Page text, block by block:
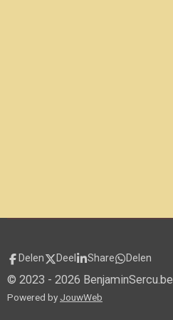
Delen Deel Share Delen
© 2023 - 2026 BenjaminSercu.be
Powered by JouwWeb